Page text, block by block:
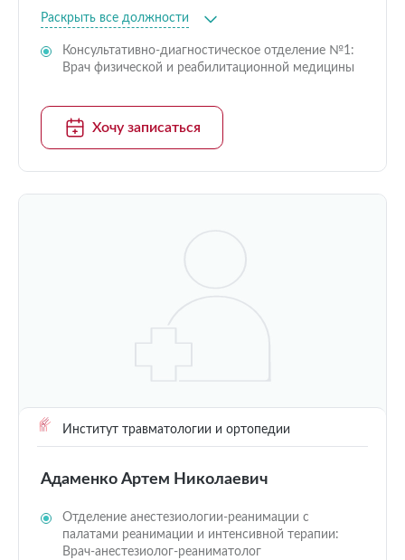
Раскрыть все должности
Консультативно-диагностическое отделение №1:
Врач физической и реабилитационной медицины
Хочу записаться
Институт травматологии и ортопедии
Адаменко Артем Николаевич
Отделение анестезиологии-реанимации с
палатами реанимации и интенсивной терапии:
Врач-анестезиолог-реаниматолог